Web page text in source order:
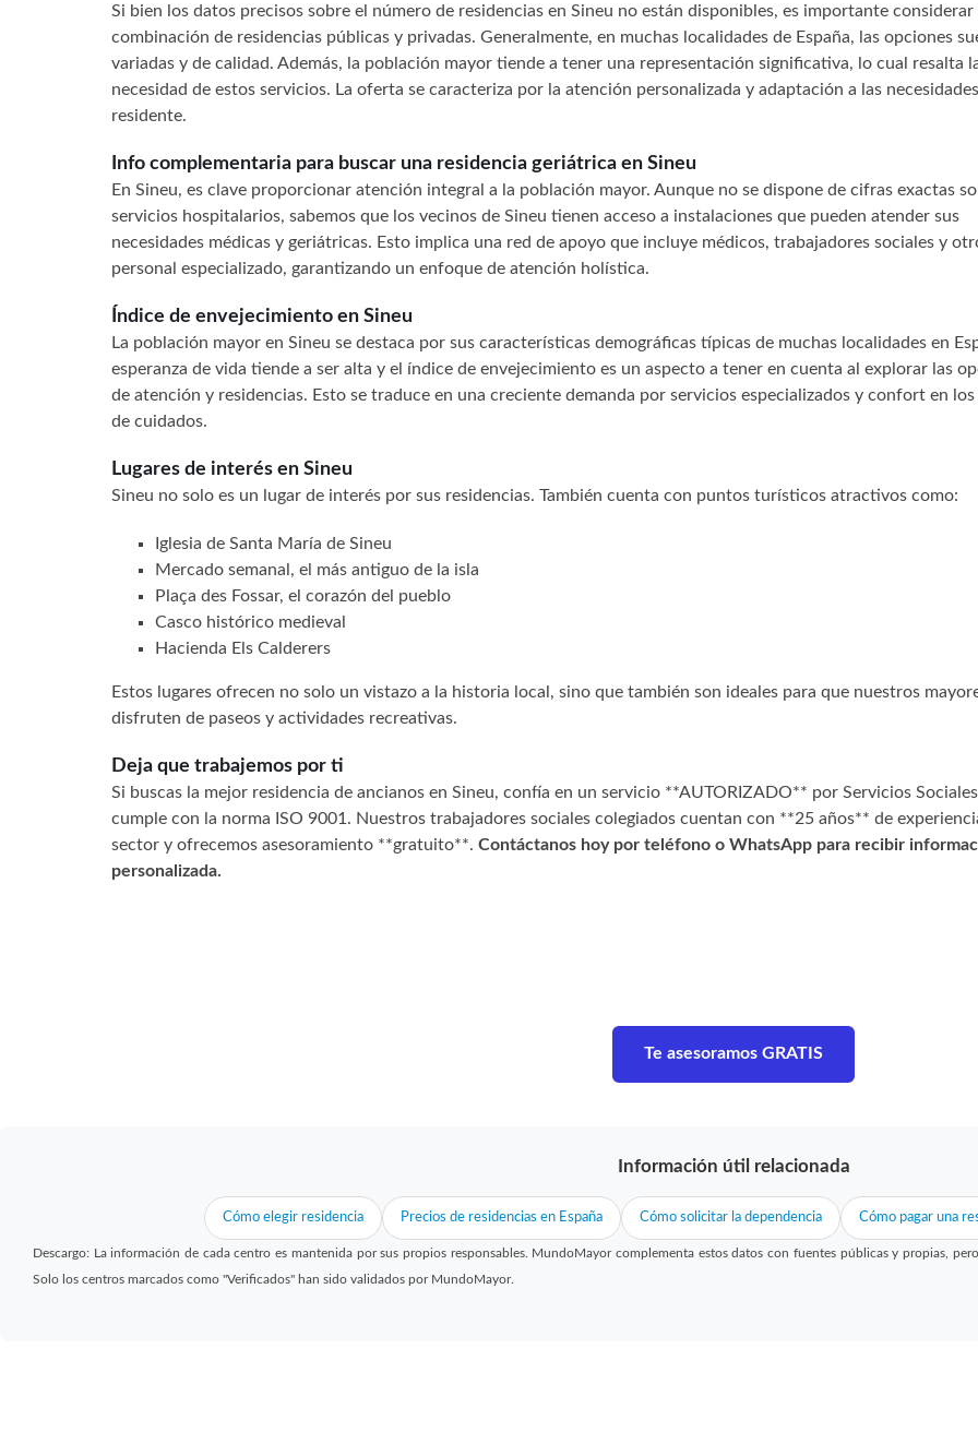
Si bien los datos precisos sobre el número de residencias en Sineu no están disponibles, es importante considerar
combinación de residencias públicas y privadas. Generalmente, en muchas localidades de España, las opciones
variadas y de calidad. Además, la población mayor tiende a tener una representación significativa, lo cual resalta
necesidad de estos servicios. La oferta se caracteriza por la atención personalizada y adaptación a las
residente.
Info complementaria para buscar una residencia geriátrica en Sineu
En Sineu, es clave proporcionar atención integral a la población mayor. Aunque no se dispone de cifras exactas
servicios hospitalarios, sabemos que los vecinos de Sineu tienen acceso a instalaciones que pueden atender sus
necesidades médicas y geriátricas. Esto implica una red de apoyo que incluye médicos, trabajadores sociales y
personal especializado, garantizando un enfoque de atención holística.
Índice de envejecimiento en Sineu
La población mayor en Sineu se destaca por sus características demográficas típicas de muchas localidades en
esperanza de vida tiende a ser alta y el índice de envejecimiento es un aspecto a tener en cuenta al explorar las
de atención y residencias. Esto se traduce en una creciente demanda por servicios especializados y confort en
de cuidados.
Lugares de interés en Sineu
Sineu no solo es un lugar de interés por sus residencias. También cuenta con puntos turísticos atractivos como:
Iglesia de Santa María de Sineu
Mercado semanal, el más antiguo de la isla
Plaça des Fossar, el corazón del pueblo
Casco histórico medieval
Hacienda Els Calderers
Estos lugares ofrecen no solo un vistazo a la historia local, sino que también son ideales para que nuestros
disfruten de paseos y actividades recreativas.
Deja que trabajemos por ti
Si buscas la mejor residencia de ancianos en Sineu, confía en un servicio **AUTORIZADO** por Servicios
cumple con la norma ISO 9001. Nuestros trabajadores sociales colegiados cuentan con **25 años** de
sector y ofrecemos asesoramiento **gratuito**. Contáctanos hoy por teléfono o WhatsApp para recibir
personalizada.
Te asesoramos GRATIS
Información útil relacionada
Cómo elegir residencia Precios de residencias en España Cómo solicitar la dependencia Cómo pagar una
Descargo: La información de cada centro es mantenida por sus propios responsables. MundoMayor complementa estos datos con fuentes públicas y propias,
Solo los centros marcados como "Verificados" han sido validados por MundoMayor.